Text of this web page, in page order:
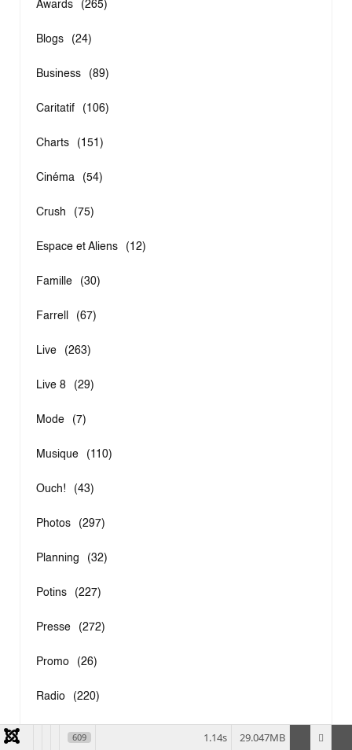
Awards (265)
Blogs (24)
Business (89)
Caritatif (106)
Charts (151)
Cinéma (54)
Crush (75)
Espace et Aliens (12)
Famille (30)
Farrell (67)
Live (263)
Live 8 (29)
Mode (7)
Musique (110)
Ouch! (43)
Photos (297)
Planning (32)
Potins (227)
Presse (272)
Promo (26)
Radio (220)
Rumeurs (12)
609 29.047MB
1.14s